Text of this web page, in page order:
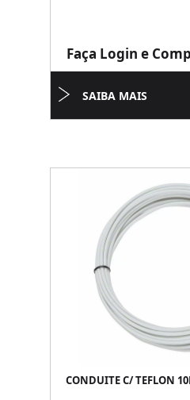
Faça Login e
SAIBA MAIS
CONDUITE C/ TEFLON